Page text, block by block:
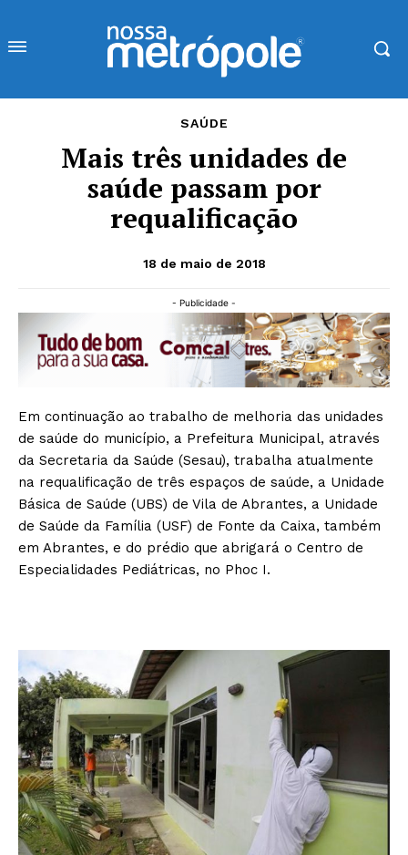
SAÚDE
Mais três unidades de
saúde passam por
requalificação
18 de maio de 2018
- Publicidade -
Em continuação ao trabalho de melhoria das unidades
de saúde do município, a Prefeitura Municipal, através
da Secretaria da Saúde (Sesau), trabalha atualmente
na requalificação de três espaços de saúde, a Unidade
Básica de Saúde (UBS) de Vila de Abrantes, a Unidade
de Saúde da Família (USF) de Fonte da Caixa, também
em Abrantes, e do prédio que abrigará o Centro de
Especialidades Pediátricas, no Phoc I.